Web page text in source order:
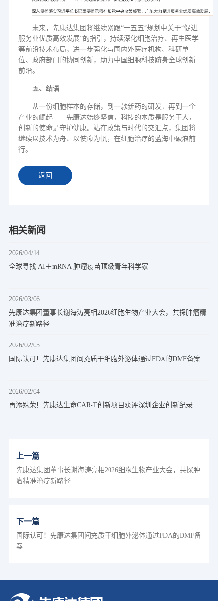
未来，先康达集团将继续紧跟“十五五”规划中关于“促进
服务业优质高效发展”的指引，持续深化细胞治疗、再生医学
等前沿技术布局，进一步强化与国内外医疗机构、科研单
位、政府部门的协同创新，助力中国细胞科技跻身全球创新
前沿。
五、结语
从一份细胞样本的存储，到一款新药的研发，再到一个
产业的崛起——先康达始终坚信，科技的本质是服务于人，
创新的使命是守护健康。站在政策与时代的交汇点，集团将
继续以技术为舟、以使命为帆，在细胞治疗的蓝海中破浪前
行。
返回
相关新闻
2026/04/14
全球寻找 AI＋mRNA 肿瘤疫苗顶级青年科学家
2026/03/06
先康达集团董事长谢海涛亮相2026细胞生物产业大会，共探肿瘤精
准治疗新路径
2026/02/05
国际认可！先康达集团间充质干细胞外泌体通过FDA的DMF备案
2026/02/04
再添殊荣！先康达生命CAR-T创新项目获评深圳企业创新纪录
上一篇
先康达集团董事长谢海涛亮相2026细胞生物产业大会，共探肿
瘤精准治疗新路径
下一篇
国际认可！先康达集团间充质干细胞外泌体通过FDA的DMF备
案